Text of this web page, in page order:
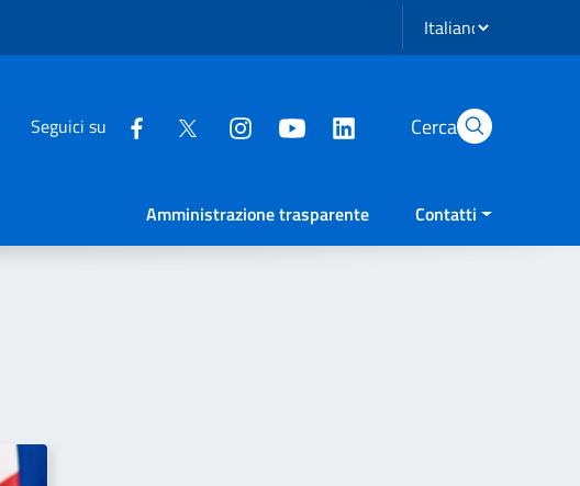
Seleziona lingua
Seguici su Cerca
Amministrazione trasparente Contatti